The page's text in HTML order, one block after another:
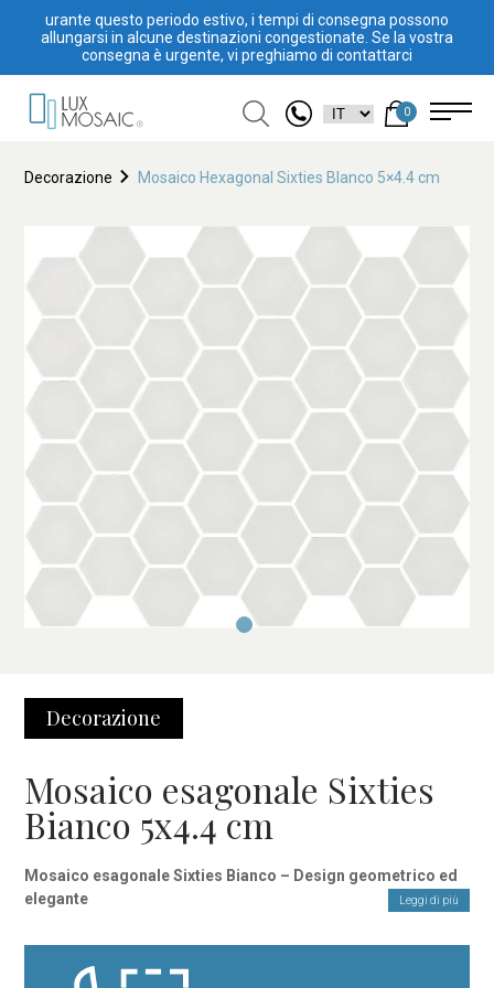
urante questo periodo estivo, i tempi di consegna possono
allungarsi in alcune destinazioni congestionate. Se la vostra
consegna è urgente, vi preghiamo di contattarci
0
Decorazione Mosaico Hexagonal Sixties Blanco 5×4.4 cm
Decorazione
Mosaico esagonale Sixties
Bianco 5x4.4 cm
Mosaico esagonale Sixties Bianco – Design geometrico ed
elegante
Il mosaico esagonale Sixties Bianco è la scelta ideale per chi
cerca un rivestimento moderno, elegante e funzionale. Con il
Leggi di più